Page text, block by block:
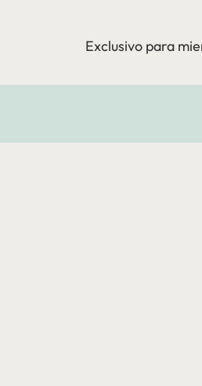
Exclusivo para